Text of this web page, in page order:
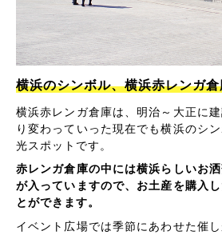
横浜のシンボル、横浜赤レンガ倉
横浜赤レンガ倉庫は、明治～大正に
り変わっていった現在でも横浜のシ
光スポットです。
赤レンガ倉庫の中には横浜らしいお
が入っていますので、お土産を購入
とができます。
イベント広場では季節にあわせた催